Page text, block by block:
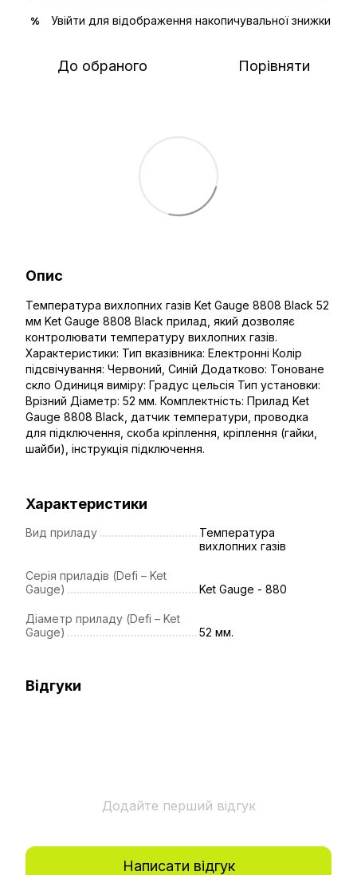
% Увійти для відображення накопичувальної знижки
До обраного Порівняти
Опис
Температура вихлопних газів Ket Gauge 8808 Black 52
мм Ket Gauge 8808 Black прилад, який дозволяє
контролювати температуру вихлопних газів.
Характеристики: Тип вказівника: Електронні Колір
підсвічування: Червоний, Синій Додатково: Тоноване
скло Одиниця виміру: Градус цельсія Тип установки:
Врізний Діаметр: 52 мм. Комплектність: Прилад Ket
Gauge 8808 Black, датчик температури, проводка
для підключення, скоба кріплення, кріплення (гайки,
шайби), інструкція підключення.
Характеристики
Вид приладу
Температура
вихлопних газів
Серія приладів (Defi – Ket
Gauge)
Ket Gauge - 880
Діаметр приладу (Defi – Ket
Gauge)
52 мм.
Відгуки
Додайте перший відгук
Написати відгук